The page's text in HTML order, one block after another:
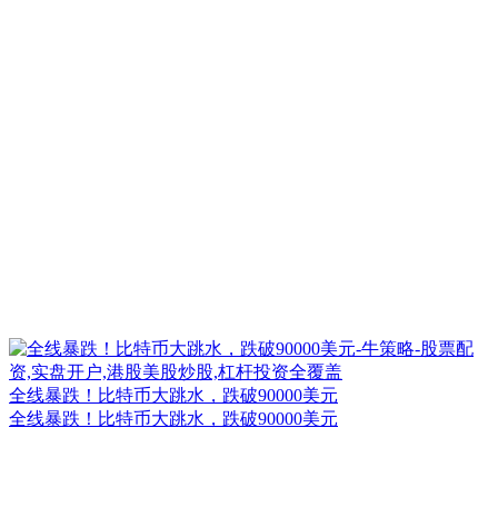
全线暴跌！比特币大跳水，跌破90000美元
全线暴跌！比特币大跳水，跌破90000美元